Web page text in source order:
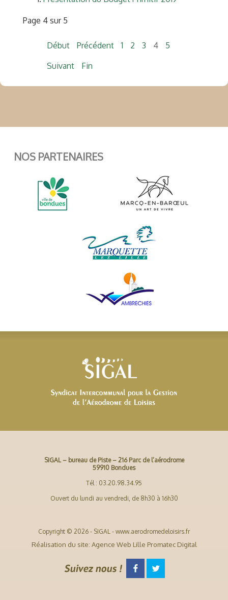
Page 4 sur 5
Début Précédent 1 2 3 4
5
Suivant
Fin
NOS PARTENAIRES
SIGAL – bureau de Piste – 216 Parc de l’aérodrome
59910 Bondues
Tél : 03.20.98.34.95
Ouvert du lundi au vendredi, de 8h30 à 16h30
Copyright © 2026 - SIGAL - www.aerodromedeloisirs.fr
Réalisation du site: Agence Web Lille Promatec Digital